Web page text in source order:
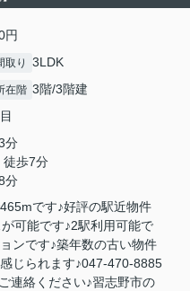
円
取り 3LDK
在階 3階/3階建
分
徒歩7分
分
です♪好評の駅近物件
可能です♪2駅利用可能で
ンです♪築年数の古い物件
じられます♪047-470-8885
連絡ください♪習志野市の